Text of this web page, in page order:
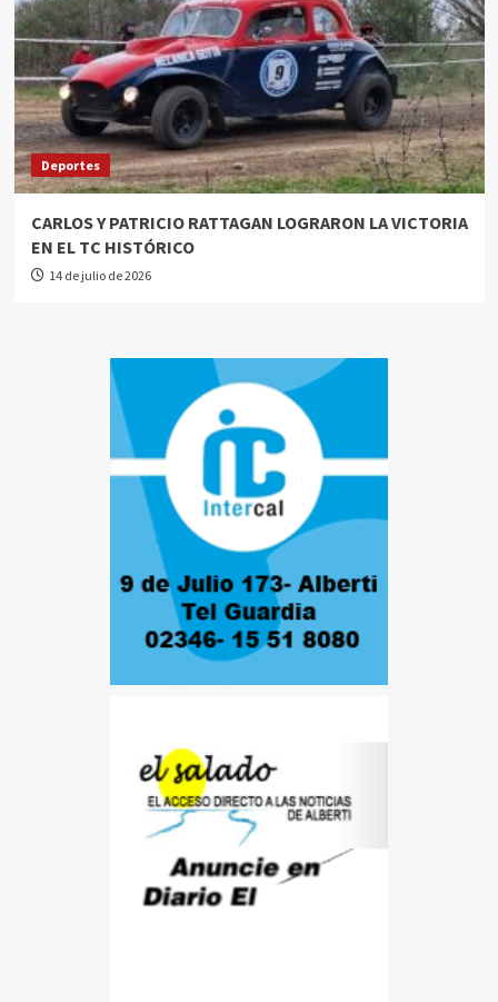
Deportes
CARLOS Y PATRICIO RATTAGAN LOGRARON LA VICTORIA
EN EL TC HISTÓRICO
14 de julio de 2026